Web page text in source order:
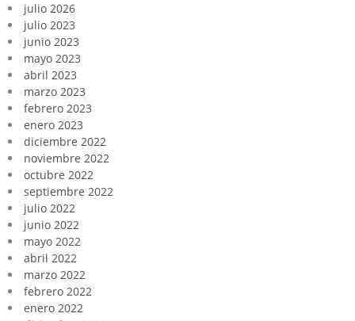
julio 2026
julio 2023
junio 2023
mayo 2023
abril 2023
marzo 2023
febrero 2023
enero 2023
diciembre 2022
noviembre 2022
octubre 2022
septiembre 2022
julio 2022
junio 2022
mayo 2022
abril 2022
marzo 2022
febrero 2022
enero 2022